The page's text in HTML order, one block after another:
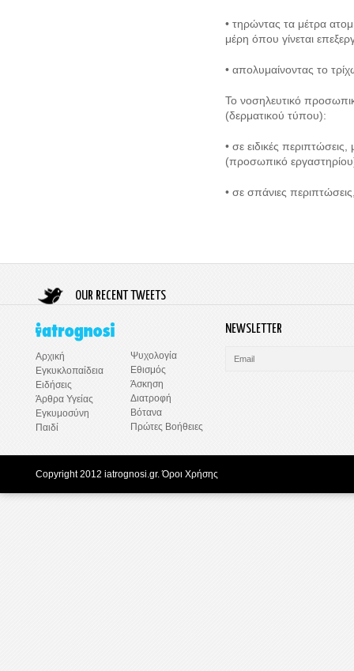
• τηρώντας τα μέτρα
μέρη όπου γίνεται
• απολυμαίνοντας το
Το νοσηλευτικό
(δερματικού τύπου):
• σε ειδικές
(προσωπικό
• σε σπάνιες
OUR RECENT TWEETS
Αρχική
Εγκυκλοπαίδεια
Ειδήσεις
Άρθρα Υγείας
Εγκυμοσύνη
Παιδί
Ψυχολογία
Εθισμός
Άσκηση
Διατροφή
Βότανα
Πρώτες Βοήθειες
NEWSLETTER
Copyright 2012 iatrognosi.gr.Όροι Χρήσης